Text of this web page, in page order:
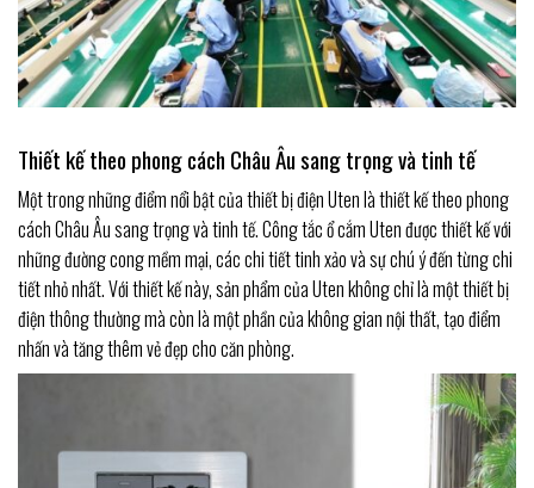
Thiết kế theo phong cách Châu Âu sang trọng và tinh tế
Một trong những điểm nổi bật của thiết bị điện Uten là thiết kế theo phong
cách Châu Âu sang trọng và tinh tế. Công tắc ổ cắm Uten được thiết kế với
những đường cong mềm mại, các chi tiết tinh xảo và sự chú ý đến từng chi
tiết nhỏ nhất. Với thiết kế này, sản phẩm của Uten không chỉ là một thiết bị
điện thông thường mà còn là một phần của không gian nội thất, tạo điểm
nhấn và tăng thêm vẻ đẹp cho căn phòng.